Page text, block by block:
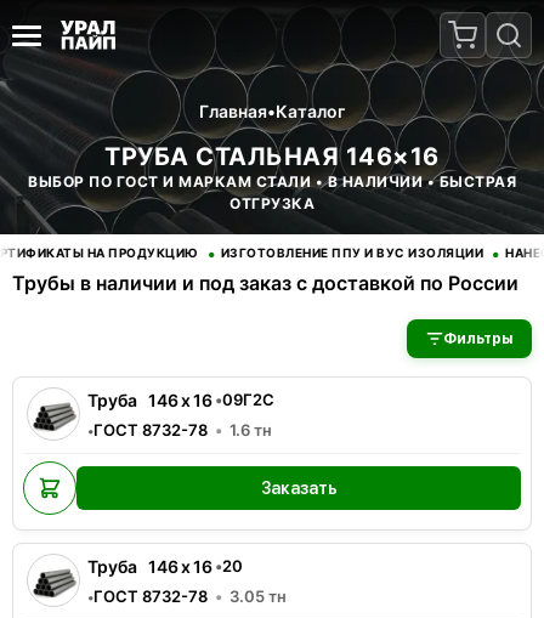
Главная•Каталог
ТРУБА СТАЛЬНАЯ 146×16
ВЫБОР ПО ГОСТ И МАРКАМ СТАЛИ • В НАЛИЧИИ • БЫСТРАЯ
ОТГРУЗКА
НА ПРОДУКЦИЮ • ИЗГОТОВЛЕНИЕ ППУ И ВУС ИЗОЛЯЦИИ •
Трубы в наличии и под заказ с доставкой по России
В наличии 6 позиций трубы стальные. Купить трубы оптом с
Фильтры
Труба 146x16•09Г2С
•ГОСТ 8732-78 1.6тн
Заказать
Труба 146x16•20
•ГОСТ 8732-78 3.05тн